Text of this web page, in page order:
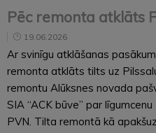
Pēc remonta atklāts
19.06.2026
Ar svinīgu atklāšanas
remonta atklāts tilts uz
remontu Alūksnes novada
SIA “ACK būve” par
PVN. Tilta remontā kā